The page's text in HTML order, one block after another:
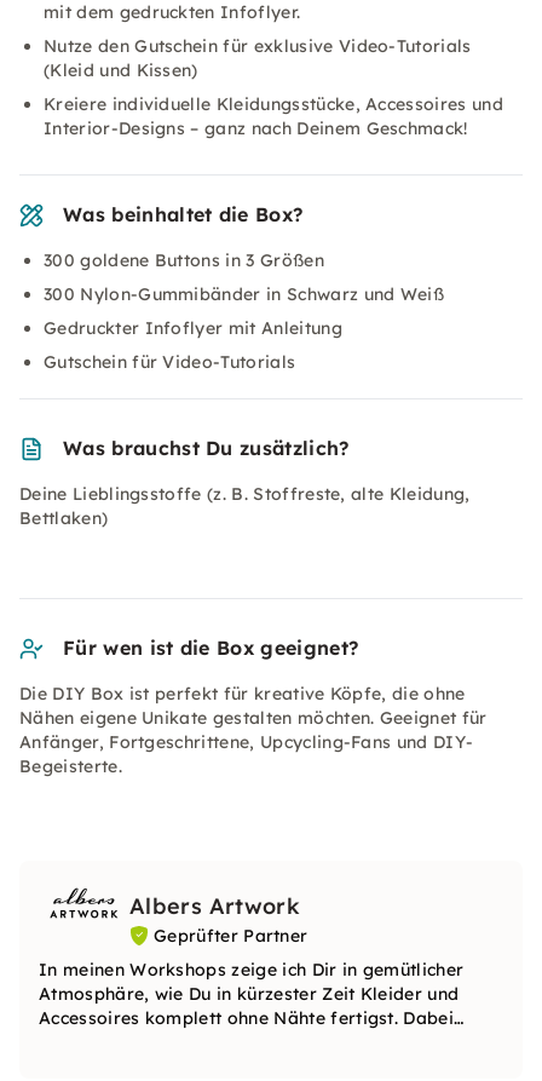
mit dem gedruckten Infoflyer.
Nutze den Gutschein für exklusive Video-Tutorials
(Kleid und Kissen)
Kreiere individuelle Kleidungsstücke, Accessoires und
Interior-Designs – ganz nach Deinem Geschmack!
Was beinhaltet die Box?
300 goldene Buttons in 3 Größen
300 Nylon-Gummibänder in Schwarz und Weiß
Gedruckter Infoflyer mit Anleitung
Gutschein für Video-Tutorials
Was brauchst Du zusätzlich?
Deine Lieblingsstoffe (z. B. Stoffreste, alte Kleidung,
Bettlaken)
Für wen ist die Box geeignet?
Die DIY Box ist perfekt für kreative Köpfe, die ohne
Nähen eigene Unikate gestalten möchten. Geeignet für
Anfänger, Fortgeschrittene, Upcycling-Fans und DIY-
Begeisterte.
Albers Artwork
Geprüfter Partner
In meinen Workshops zeige ich Dir in gemütlicher
Atmosphäre, wie Du in kürzester Zeit Kleider und
Accessoires komplett ohne Nähte fertigst. Dabei